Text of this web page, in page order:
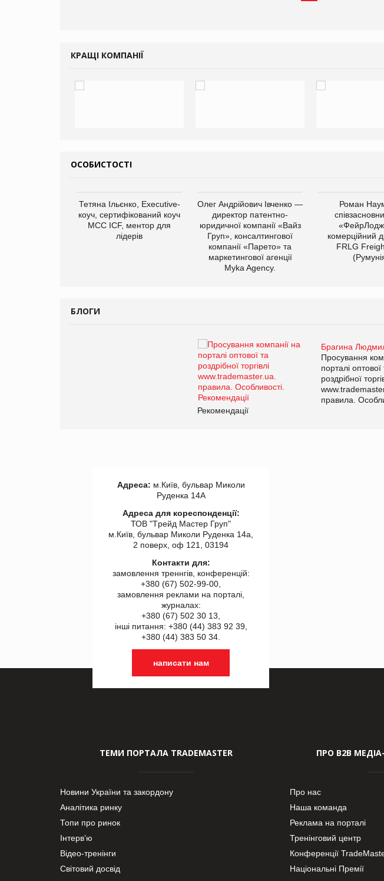
КРАЩІ КОМПАНІЇ
ОСОБИСТОСТІ
Тетяна Ільєнко, Executive-
коуч, сертифікований коуч
МСС ICF, ментор для
лідерів
Олег Андрійович Івченко —
директор патентно-
юридичної компанії «Вайз
Груп», консалтингової
компанії «Парето» та
маркетингової агенції
Myka Agency.
Роман
комерційний
FRLG
БЛОГИ
Брагина
Просування
порталі оптової
роздрібної
правила.
Рекомендації
Адреса: м.Київ, бульвар Миколи
Руденка 14А
Адреса для кореспонденції:
ТОВ "Tрейд Мастер Груп"
м.Київ, бульвар Миколи Руденка 14а,
2 поверх, оф 121, 03194
Контакти для:
замовлення треннгів, конференцій:
+380 (67) 502-99-00,
замовлення реклами на порталі,
журналах:
+380 (67) 502 30 13,
інші питання: +380 (44) 383 92 39,
+380 (44) 383 50 34.
написати нам
ТЕМИ ПОРТАЛА TRADEMASTER
Новини України та закордону
Аналітика ринку
Топи про ринок
Інтерв’ю
Відео-тренінги
Світовий досвід
ПРО В2В МЕДІА-
Про нас
Наша команда
Реклама на порталі
Тренінговий центр
Конференції
Національні Премії